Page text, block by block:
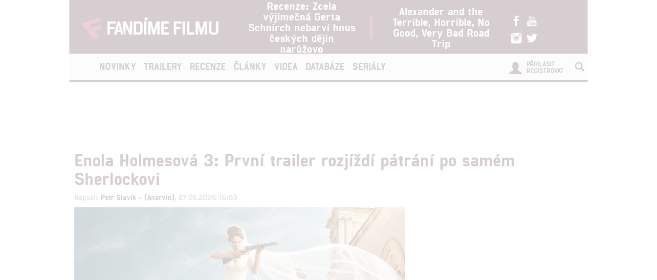
Recenze: Zcela
výjimečná Gerta
Schnirch nebarví hnus
českých dějin
narůžovo
Alexander and the
Terrible, Horrible, No
Good, Very Bad Road
Trip
NOVINKY TRAILERY RECENZE ČLÁNKY VIDEA DATABÁZE SERIÁLY
PŘIHLÁSIT
REGISTROVAT
Enola Holmesová 3: První trailer rozjíždí pátrání po samém
Sherlockovi
Napsal: Petr Slavík - (Anarvin) , 27.05.2026 15:53